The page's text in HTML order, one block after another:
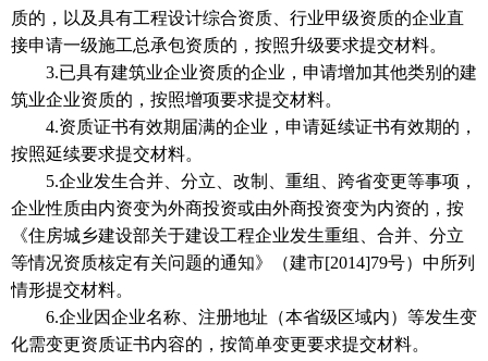
质的，以及具有工程设计综合资质、行业甲级资质的企业直
接申请一级施工总承包资质的，按照升级要求提交材料。
3.已具有建筑业企业资质的企业，申请增加其他类别的建
筑业企业资质的，按照增项要求提交材料。
4.资质证书有效期届满的企业，申请延续证书有效期的，
按照延续要求提交材料。
5.企业发生合并、分立、改制、重组、跨省变更等事项，
企业性质由内资变为外商投资或由外商投资变为内资的，按
《住房城乡建设部关于建设工程企业发生重组、合并、分立
等情况资质核定有关问题的通知》（建市[2014]79号）中所列
情形提交材料。
6.企业因企业名称、注册地址（本省级区域内）等发生变
化需变更资质证书内容的，按简单变更要求提交材料。